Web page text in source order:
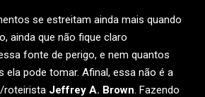
se estreitam ainda mais quando
ainda que não fique claro
fonte de perigo, e nem quantos
pode tomar. Afinal, essa não é a
roteirista Jeffrey A. Brown. Fazendo